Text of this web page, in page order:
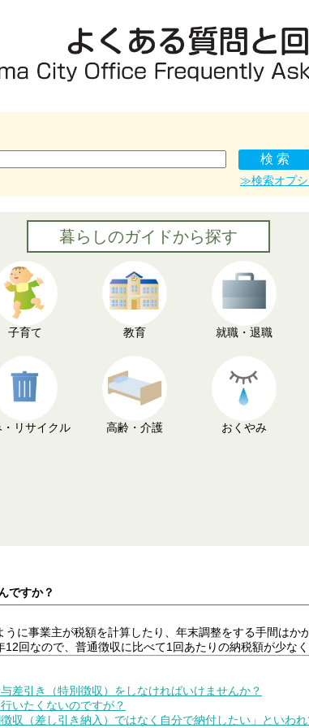
≫検索オプシ
暮らしのガイドから探す
子育て 教育 就職・退職
・リサイクル 高齢・介護 おくやみ
ですか？
に事業主が税額を計算したり、年末調整をする手間はか
回なので、普通徴収に比べて1回あたりの納税額が少なく
引き（特別徴収）をしなければいけませんか？
いたくないのですが？
（差し引き納入）ではなく自分で納付したい」といわれ